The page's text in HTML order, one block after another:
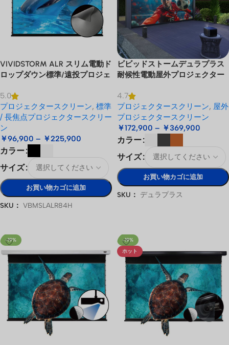
VIVIDSTORM ALR スリム電動ド
ロップダウン標準/遠投プロジェ
5.0
プロジェクタースクリーン, 標準
/ 長焦点プロジェクタースクリー
ン
￥96,900 – ￥225,900
カラー
サイズ
お買い物カゴに追加
SKU： VBMSLALR84H
ビビッドストームデュラプラス
耐候性電動屋外プロジェクター
4.7
プロジェクタースクリーン, 屋外
プロジェクタースクリーン
￥172,900 – ￥369,900
カラー
サイズ
お買い物カゴに追加
SKU： デュラプラス
-19%
-19%
ホット